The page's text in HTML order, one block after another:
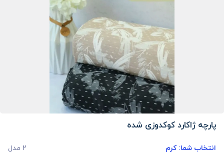
پارچه ژاکارد کوکدوزی شده
انتخاب شما:کرم 2 مدل